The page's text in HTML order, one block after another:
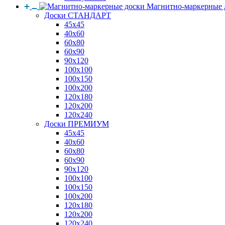
Магнитно-маркерные
Доски СТАНДАРТ
45x45
40x60
60x80
60x90
90x120
100x100
100x150
100x200
120x180
120x200
120x240
Доски ПРЕМИУМ
45x45
40x60
60x80
60x90
90x120
100x100
100x150
100x200
120x180
120x200
120x240